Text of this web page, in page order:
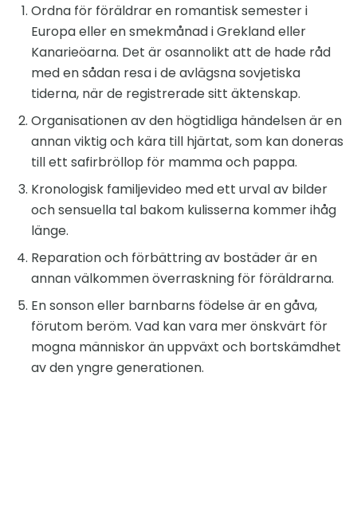
Ordna för föräldrar en romantisk semester i
Europa eller en smekmånad i Grekland eller
Kanarieöarna. Det är osannolikt att de hade råd
med en sådan resa i de avlägsna sovjetiska
tiderna, när de registrerade sitt äktenskap.
Organisationen av den högtidliga händelsen är en
annan viktig och kära till hjärtat, som kan doneras
till ett safirbröllop för mamma och pappa.
Kronologisk familjevideo med ett urval av bilder
och sensuella tal bakom kulisserna kommer ihåg
länge.
Reparation och förbättring av bostäder är en
annan välkommen överraskning för föräldrarna.
En sonson eller barnbarns födelse är en gåva,
förutom beröm. Vad kan vara mer önskvärt för
mogna människor än uppväxt och bortskämdhet
av den yngre generationen.